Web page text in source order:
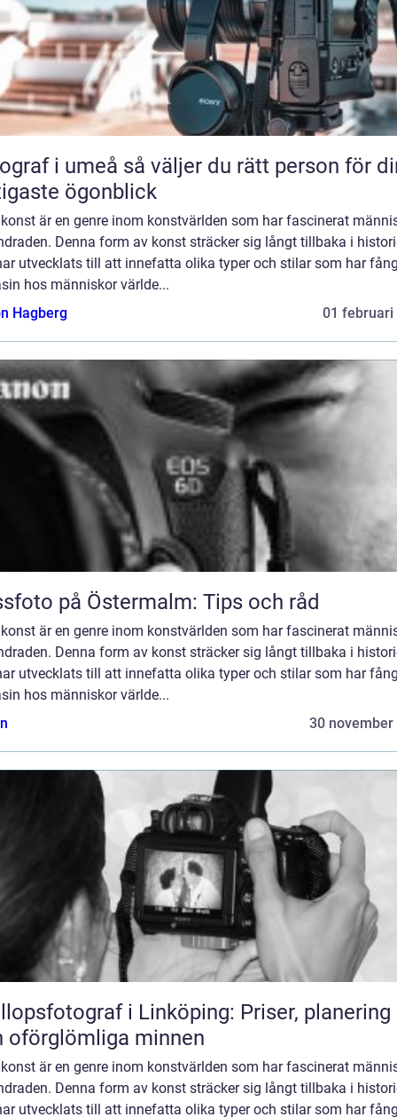
så väljer du rätt person för dina
ögonblick
är en genre inom konstvärlden som har fascinerat
Denna form av konst sträcker sig långt tillbaka i
utvecklats till att innefatta olika typer och stilar som har
hos människor världe...
Hagberg
01 februari
på Östermalm: Tips och råd
är en genre inom konstvärlden som har fascinerat
Denna form av konst sträcker sig långt tillbaka i
utvecklats till att innefatta olika typer och stilar som har
hos människor världe...
30 november
i Linköping: Priser, planering
oförglömliga minnen
är en genre inom konstvärlden som har fascinerat
Denna form av konst sträcker sig långt tillbaka i
utvecklats till att innefatta olika typer och stilar som har